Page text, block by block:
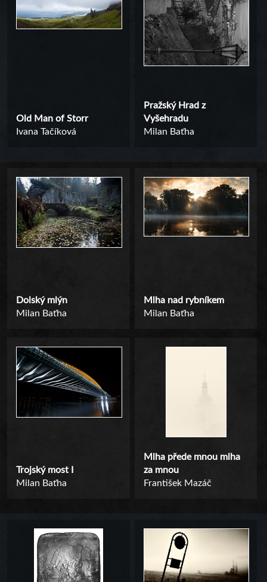
Old Man of Storr
Ivana Tačíková
Pražský Hrad z
Vyšehradu
Milan Baťha
Dolský mlýn
Milan Baťha
Mlha nad rybníkem
Milan Baťha
Trojský most I
Milan Baťha
Mlha přede mnou mlha
za mnou
František Mazáč